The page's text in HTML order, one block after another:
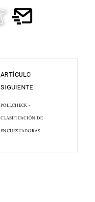
ARTÍCULO
SIGUIENTE
POLLCHECK -
CLASIFICACIÓN DE
ENCUESTADORAS